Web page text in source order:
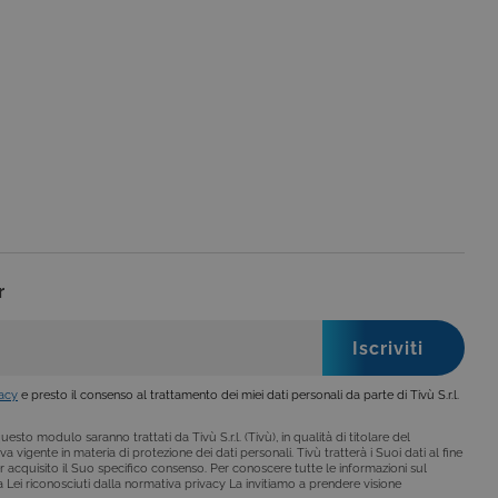
e presto il consenso al trattamento dei miei dati personali da parte di Tivù S.r.l.
modulo saranno trattati da Tivù S.r.l. (Tivù), in qualità di titolare del
vigente in materia di protezione dei dati personali. Tivù tratterà i Suoi dati al fine
il Suo specifico consenso. Per conoscere tutte le informazioni sul
riconosciuti dalla normativa privacy La invitiamo a prendere visione
impostati solo in
come la corretta
ai criteri da te
avvisati riguardo alla
il banner dei cookie
da siti scritti con
mantenere una